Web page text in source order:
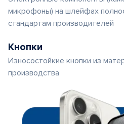
микрофоны) на шлейфах
стандартам производителей
Кнопки
Износостойкие кнопки из
производства